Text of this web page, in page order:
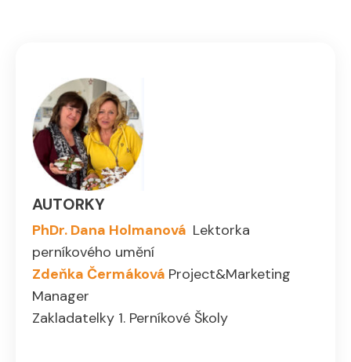
AUTORKY
PhDr. Dana Holmanová Lektorka
perníkového umění
Zdeňka Čermáková Project&Marketing
Manager
Zakladatelky 1. Perníkové Školy